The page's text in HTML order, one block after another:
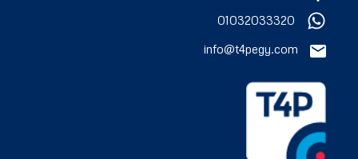
01032033320
info@t4pegy.com